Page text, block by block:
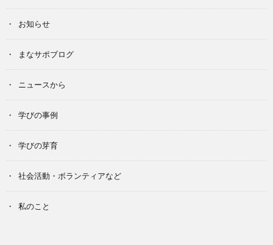
お知らせ
まなサポブログ
ニュースから
学びの事例
学びの芽育
社会活動・ボランティアなど
私のこと